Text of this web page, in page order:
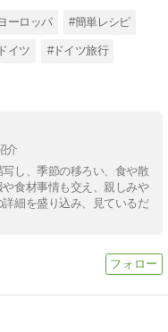
ーロッパ #簡単レシピ
イツ #ドイツ旅行
介
し、季節の移ろい、食や散
食材事情も交え、親しみや
細を盛り込み、見ているだ